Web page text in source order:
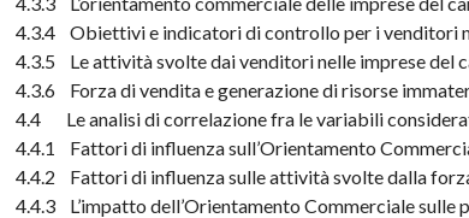
4.3.4 Obiettivi e indicatori di controllo per i venditori
4.3.5 Le attività svolte dai venditori nelle imprese del
4.3.6 Forza di vendita e generazione di risorse
4.4 Le analisi di correlazione fra le variabili
4.4.1 Fattori di influenza sull’Orientamento
4.4.2 Fattori di influenza sulle attività svolte dalla
4.4.3 L’impatto dell’Orientamento Commerciale sulle